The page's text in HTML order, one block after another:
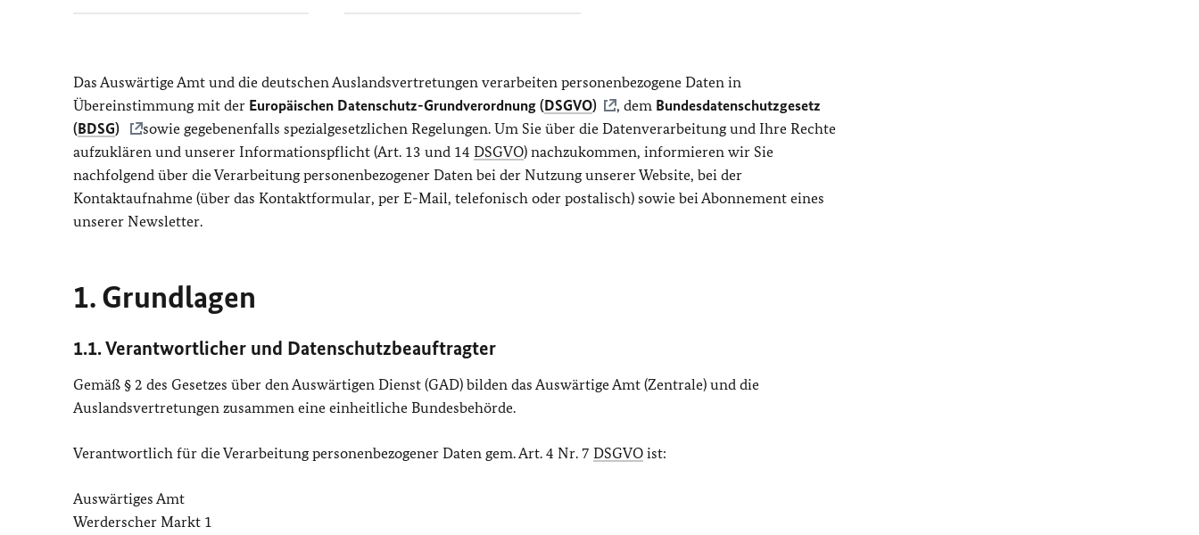
Das Auswärtige Amt und die deutschen Auslandsvertretungen verarbeiten personenbezogene Daten in
Übereinstimmung mit der Europäischen Datenschutz-Grundverordnung (DSGVO) , dem Bundesdatenschutzgesetz
(BDSG)
sowie gegebenenfalls spezialgesetzlichen Regelungen. Um Sie über die Datenverarbeitung und Ihre Rechte
aufzuklären und unserer Informationspflicht (Art. 13 und 14 DSGVO) nachzukommen, informieren wir Sie
nachfolgend über die Verarbeitung personenbezogener Daten bei der Nutzung unserer Website, bei der
Kontaktaufnahme (über das Kontaktformular, per E-Mail, telefonisch oder postalisch) sowie bei Abonnement eines
unserer Newsletter.
1. Grundlagen
1.1. Verantwortlicher und Datenschutzbeauftragter
Gemäß § 2 des Gesetzes über den Auswärtigen Dienst (GAD) bilden das Auswärtige Amt (Zentrale) und die
Auslandsvertretungen zusammen eine einheitliche Bundesbehörde.
Verantwortlich für die Verarbeitung personenbezogener Daten gem. Art. 4 Nr. 7 DSGVO ist:
Auswärtiges Amt
Werderscher Markt 1